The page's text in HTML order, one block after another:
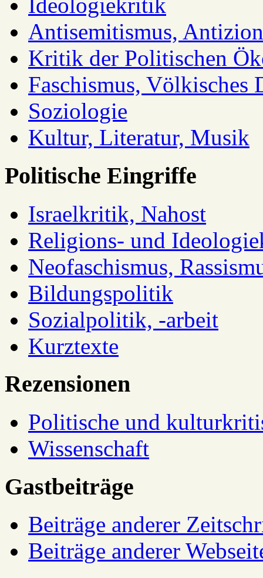
Ideologiekritik
Antisemitismus,
Kritik der Politischen
Faschismus, Völkisches
Soziologie
Kultur, Literatur, Musik
Politische Eingriffe
Israelkritik, Nahost
Religions- und
Neofaschismus,
Bildungspolitik
Sozialpolitik, -arbeit
Kurztexte
Rezensionen
Politische und
Wissenschaft
Gastbeiträge
Beiträge anderer
Beiträge anderer